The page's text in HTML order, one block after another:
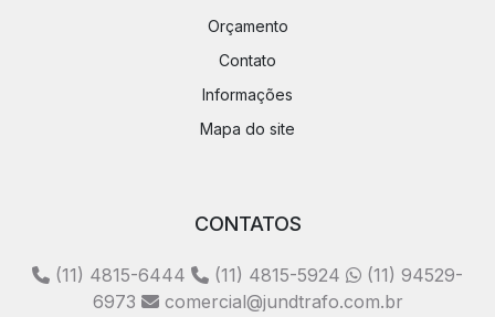
Orçamento
Contato
Informações
Mapa do site
CONTATOS
(11) 4815-6444 (11) 4815-5924
(11) 94529-
6973
comercial@jundtrafo.com.br